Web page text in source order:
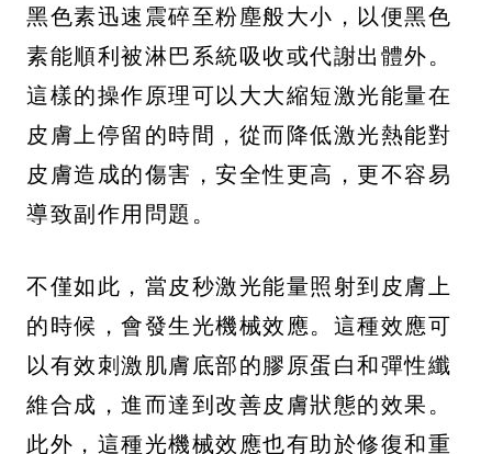
黑色素迅速震碎至粉塵般大小，以便黑色
素能順利被淋巴系統吸收或代謝出體外。
這樣的操作原理可以大大縮短激光能量在
皮膚上停留的時間，從而降低激光熱能對
皮膚造成的傷害，安全性更高，更不容易
導致副作用問題。
不僅如此，當皮秒激光能量照射到皮膚上
的時候，會發生光機械效應。這種效應可
以有效刺激肌膚底部的膠原蛋白和彈性纖
維合成，進而達到改善皮膚狀態的效果。
此外，這種光機械效應也有助於修復和重